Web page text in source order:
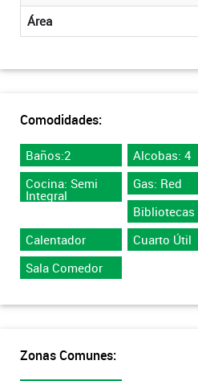
Área
Comodidades:
Baños:2
Alcobas: 4
Cocina: Semi
Integral
Gas: Red
Bibliotecas
Calentador
Cuarto Útil
Sala Comedor
Zonas Comunes: